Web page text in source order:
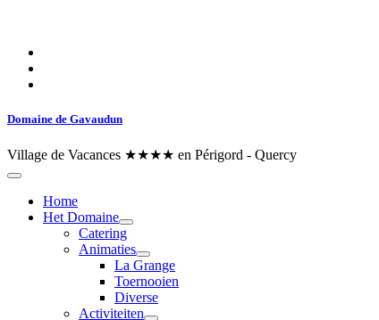
Domaine de Gavaudun
Village de Vacances ★★★★ en Périgord - Quercy
Home
Het Domaine
Catering
Animaties
La Grange
Toernooien
Diverse
Activiteiten